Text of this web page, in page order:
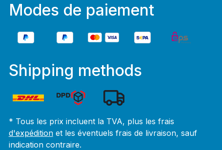
Modes de paiement
Shipping methods
* Tous les prix incluent la TVA, plus les frais
d'expéditionet les éventuels frais de livraison, sauf
indication contraire.